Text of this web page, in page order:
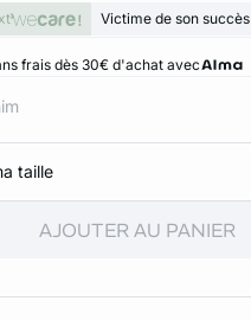
Victime de son succès
frais dès 30€ d'achat avec
taille
AJOUTER AU PANIER